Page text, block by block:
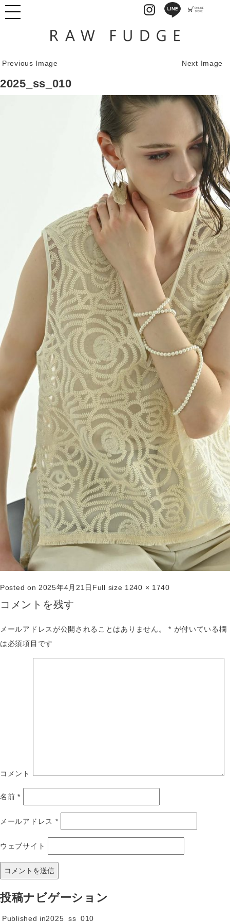
Previous Image Next Image
2025_ss_010
Posted on 2025年4月21日 Full size 1240 × 1740
コメントを残す
メールアドレスが公開されることはありません。 * が付いている欄
は必須項目です
コメント
名前*
メールアドレス *
ウェブサイト
投稿ナビゲーション
Published in2025_ss_010